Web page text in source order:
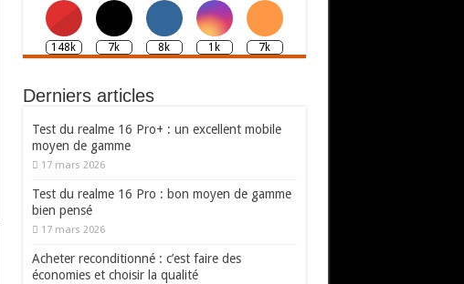
148k 7k 8k 1k 7k
Derniers articles
Test du realme 16 Pro+ : un excellent mobile
moyen de gamme
17 mars 2026
Test du realme 16 Pro : bon moyen de gamme
bien pensé
17 mars 2026
Acheter reconditionné : c’est faire des
économies et choisir la qualité